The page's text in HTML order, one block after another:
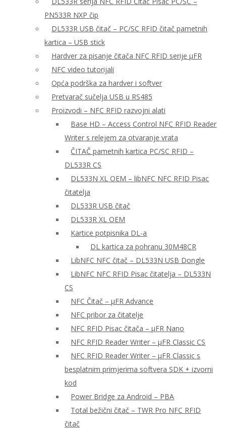
PN533R NXP čip
DL533R USB čitač – PC/SC RFID čitač pametnih
kartica – USB stick
Hardver za pisanje čitača NFC RFID serije μFR
NFC video tutorijali
Opća podrška za hardver i softver
Pretvarač sučelja USB u RS485
Proizvodi – NFC RFID razvojni alati
Base HD – Access Control NFC RFID Reader
Writer s relejem za otvaranje vrata
ČITAČ pametnih kartica PC/SC RFID –
DL533R CS
DL533N XL OEM – libNFC NFC RFID Pisac
čitatelja
DL533R USB čitač
DL533R XL OEM
Kartice potpisnika DL-a
DL kartica za pohranu 30M48CR
LibNFC NFC čitač – DL533N USB Dongle
LibNFC NFC RFID Pisac čitatelja – DL533N
CS
NFC Čitač – μFR Advance
NFC pribor za čitatelje
NFC RFID Pisac čitača – μFR Nano
NFC RFID Reader Writer – μFR Classic CS
NFC RFID Reader Writer – μFR Classic s
besplatnim primjerima softvera SDK + izvorni
kod
Power Bridge za Android – PBA
Total bežični čitač – TWR Pro NFC RFID
čitač